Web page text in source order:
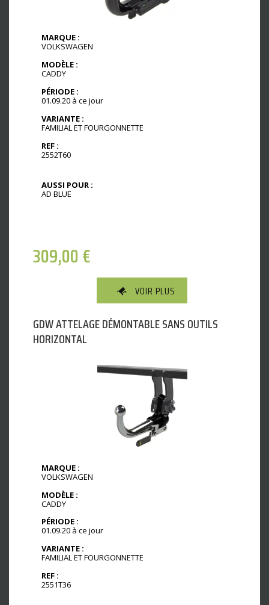
MARQUE :
VOLKSWAGEN
MODÈLE :
CADDY
PÉRIODE :
01.09.20 à ce jour
VARIANTE :
FAMILIAL ET FOURGONNETTE
REF :
2552T60
AUSSI POUR :
AD BLUE
309,00€
VOIR PLUS
GDW ATTELAGE DÉMONTABLE SANS OUTILS
HORIZONTAL
MARQUE :
VOLKSWAGEN
MODÈLE :
CADDY
PÉRIODE :
01.09.20 à ce jour
VARIANTE :
FAMILIAL ET FOURGONNETTE
REF :
2551T36